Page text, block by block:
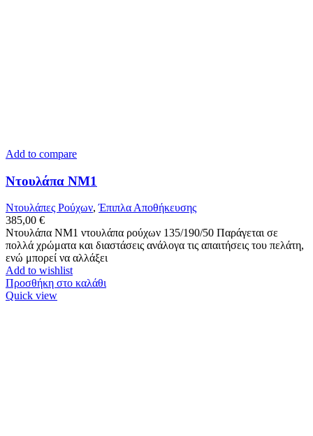
Add to compare
Ντουλάπα ΝΜ1
Ντουλάπες Ρούχων,Έπιπλα Αποθήκευσης
385,00 €
Ντουλάπα ΝΜ1 ντουλάπα ρούχων 135/190/50 Παράγεται σε
πολλά χρώματα και διαστάσεις ανάλογα τις απαιτήσεις του πελάτη,
ενώ μπορεί να αλλάξει
Add to wishlist
Προσθήκη στο καλάθι
Quick view